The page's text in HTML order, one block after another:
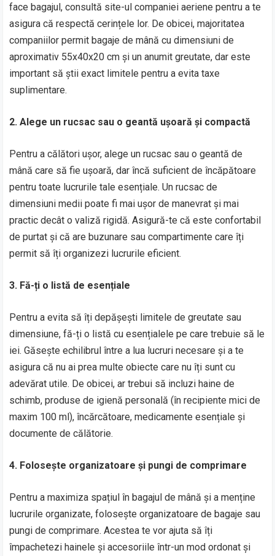
face bagajul, consultă site-ul companiei aeriene pentru a te
asigura că respectă cerințele lor. De obicei, majoritatea
companiilor permit bagaje de mână cu dimensiuni de
aproximativ 55x40x20 cm și un anumit greutate, dar este
important să știi exact limitele pentru a evita taxe
suplimentare.
2. Alege un rucsac sau o geantă ușoară și compactă
Pentru a călători ușor, alege un rucsac sau o geantă de
mână care să fie ușoară, dar încă suficient de încăpătoare
pentru toate lucrurile tale esențiale. Un rucsac de
dimensiuni medii poate fi mai ușor de manevrat și mai
practic decât o valiză rigidă. Asigură-te că este confortabil
de purtat și că are buzunare sau compartimente care îți
permit să îți organizezi lucrurile eficient.
3. Fă-ți o listă de esențiale
Pentru a evita să îți depășești limitele de greutate sau
dimensiune, fă-ți o listă cu esențialele pe care trebuie să le
iei. Găsește echilibrul între a lua lucruri necesare și a te
asigura că nu ai prea multe obiecte care nu îți sunt cu
adevărat utile. De obicei, ar trebui să incluzi haine de
schimb, produse de igienă personală (în recipiente mici de
maxim 100 ml), încărcătoare, medicamente esențiale și
documente de călătorie.
4. Folosește organizatoare și pungi de comprimare
Pentru a maximiza spațiul în bagajul de mână și a menține
lucrurile organizate, folosește organizatoare de bagaje sau
pungi de comprimare. Acestea te vor ajuta să îți
împachetezi hainele și accesoriile într-un mod ordonat și